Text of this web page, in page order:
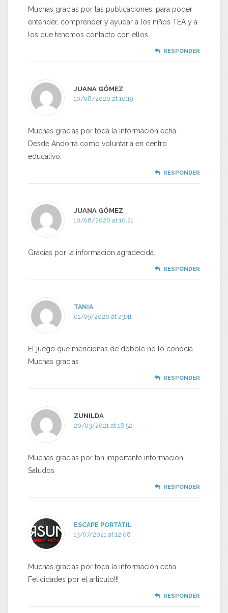
Muchas gracias por las publicaciones, para poder
entender, comprender y ayudar a los niños TEA y a
los que tenemos contacto con ellos
RESPONDER
JUANA GÓMEZ
10/08/2020 at 10:19
Muchas gracias por toda la información echa.
Desde Andorra como voluntaria en centro
educativo.
RESPONDER
JUANA GÓMEZ
10/08/2020 at 10:21
Gracias por la información agradecida.
RESPONDER
TANIA
01/09/2020 at 23:41
El juego que mencionas de dobble no lo conocía.
Muchas gracias
RESPONDER
ZUNILDA
20/03/2021 at 18:52
Muchas gracias por tan importante información.
Saludos
RESPONDER
ESCAPE PORTÁTIL
13/07/2021 at 12:08
Muchas gracias por toda la información echa.
Felicidades por el articulo!!!
RESPONDER